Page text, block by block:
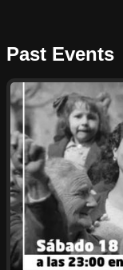
Past Events